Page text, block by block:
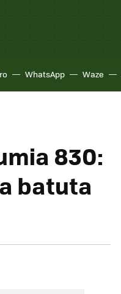
WhatsApp Waze
830:
batuta